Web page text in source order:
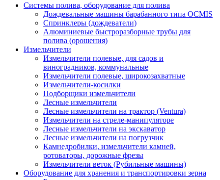
Системы полива, оборудование для полива
Дождевальные машины барабанного типа OCMIS
Спринклеры (дождеватели)
Алюминиевые быстроразборные трубы для
полива (орошения)
Измельчители
Измельчители полевые, для садов и
виноградников, коммунальные
Измельчители полевые, широкозахватные
Измельчители-косилки
Подборщики измельчители
Лесные измельчители
Лесные измельчители на трактор (Ventura)
Измельчители на стреле-манипуляторе
Лесные измельчители на экскаватор
Лесные измельчители на погрузчик
Камнедробилки, измельчители камней,
ротоваторы, дорожные фрезы
Измельчители веток (Рубильные машины)
Оборудование для хранения и транспортировки зерна